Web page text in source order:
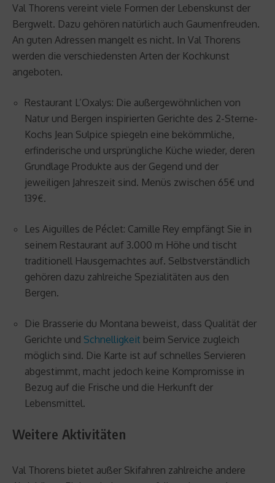
Val Thorens vereint viele Formen der Lebenskunst der
Bergwelt. Dazu gehören natürlich auch Gaumenfreuden.
An guten Adressen mangelt es nicht. In Val Thorens
werden die verschiedensten Arten der Kochkunst
angeboten.
Restaurant L’Oxalys: Die außergewöhnlichen von
Natur und Bergen inspirierten Gerichte des 2-Sterne-
Kochs Jean Sulpice spiegeln eine bekömmliche,
erfinderische und ursprüngliche Küche wieder, deren
Grundlage Produkte aus der Gegend und der
jeweiligen Jahreszeit sind. Menüs zwischen 65€ und
139€.
Les Aiguilles de Péclet: Camille Rey empfängt Sie in
seinem Restaurant auf 3.000 m Höhe und tischt
traditionell Hausgemachtes auf. Selbstverständlich
gehören dazu zahlreiche Spezialitäten aus den
Bergen.
Die Brasserie du Montana beweist, dass Qualität der
Gerichte und Schnelligkeit beim Service zugleich
möglich sind. Die Karte ist auf schnelles Servieren
abgestimmt, macht jedoch keine Kompromisse in
Bezug auf die Frische und die Herkunft der
Lebensmittel.
Weitere Aktivitäten
Val Thorens bietet außer Skifahren zahlreiche andere